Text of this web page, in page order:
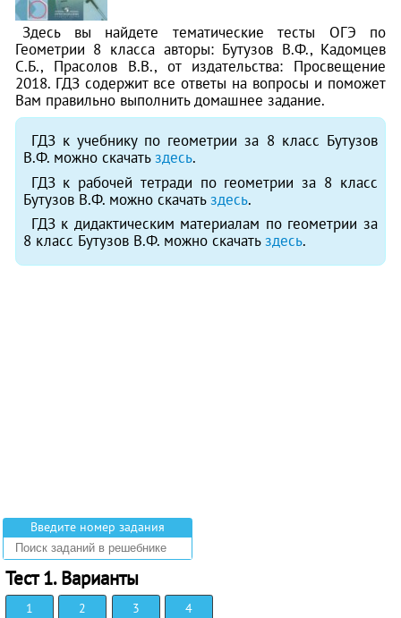
Здесь вы найдете тематические тесты ОГЭ по
Геометрии 8 класса авторы: Бутузов В.Ф., Кадомцев
С.Б., Прасолов В.В., от издательства: Просвещение
2018. ГДЗ содержит все ответы на вопросы и поможет
Вам правильно выполнить домашнее задание.
ГДЗ к учебнику по геометрии за 8 класс Бутузов
В.Ф. можно скачатьздесь.
ГДЗ к рабочей тетради по геометрии за 8 класс
Бутузов В.Ф. можно скачатьздесь.
ГДЗ к дидактическим материалам по геометрии за
8 класс Бутузов В.Ф. можно скачатьздесь.
Введите номер задания
Тест 1. Варианты
1 2 3 4